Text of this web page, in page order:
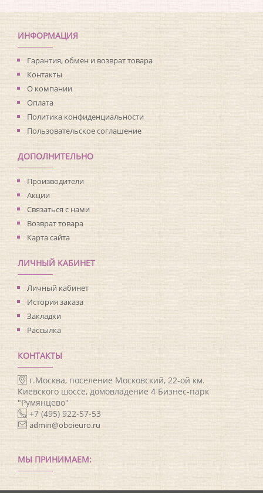
Длина рулона:
10.05
Ширина рулона: 0.53
Материал покрытия:Без покрытия
Страна:США
Материал основы:
Флизелин
Раппорт:<>
ИНФОРМАЦИЯ
Гарантия, обмен и возврат товара
Контакты
О компании
Оплата
Политика конфиденциальности
Пользовательское соглашение
ДОПОЛНИТЕЛЬНО
Производители
Акции
Связаться с нами
Возврат товара
Карта сайта
ЛИЧНЫЙ КАБИНЕТ
Личный кабинет
История заказа
Закладки
Рассылка
КОНТАКТЫ
г.Москва, поселение Московский, 22-ой км.
Киевского шоссе, домовладение 4 Бизнес-парк
"Румянцево"
+7 (495) 922-57-53
admin@oboieuro.ru
МЫ ПРИНИМАЕМ: